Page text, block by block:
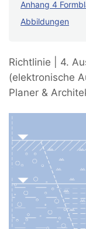
Anhang 4
Abbildungen
Richtlinie | 4.
(elektronische
Planer &